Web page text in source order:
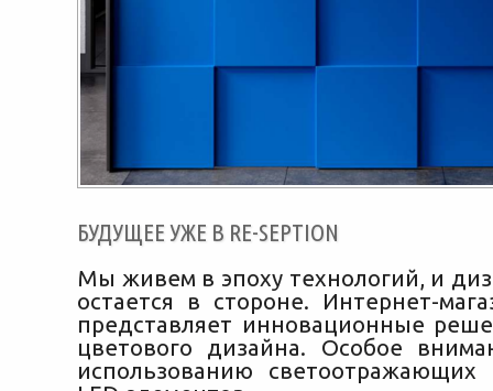
БУДУЩЕЕ УЖЕ В RE-SEPTION
Мы живем в эпоху технологий, и
остается в стороне. Интернет-
представляет инновационные
цветового дизайна. Особое
использованию светоотражающих